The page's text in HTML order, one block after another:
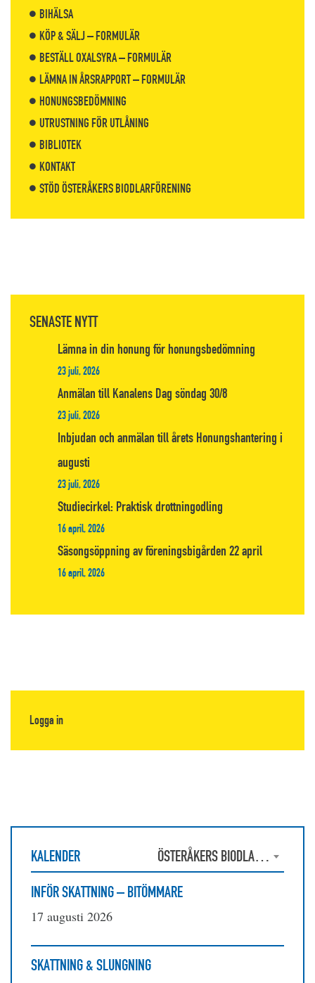
BIHÄLSA
KÖP & SÄLJ – FORMULÄR
BESTÄLL OXALSYRA – FORMULÄR
LÄMNA IN ÅRSRAPPORT – FORMULÄR
HONUNGSBEDÖMNING
UTRUSTNING FÖR UTLÅNING
BIBLIOTEK
KONTAKT
STÖD ÖSTERÅKERS BIODLARFÖRENING
SENASTE NYTT
Lämna in din honung för honungsbedömning
23 juli, 2026
Anmälan till Kanalens Dag söndag 30/8
23 juli, 2026
Inbjudan och anmälan till årets Honungshantering i
augusti
23 juli, 2026
Studiecirkel: Praktisk drottningodling
16 april, 2026
Säsongsöppning av föreningsbigården 22 april
16 april, 2026
Logga in
KALENDER
ÖSTERÅKERS BIODLARFÖRENING
INFÖR SKATTNING – BITÖMMARE
17 augusti 2026
SKATTNING & SLUNGNING